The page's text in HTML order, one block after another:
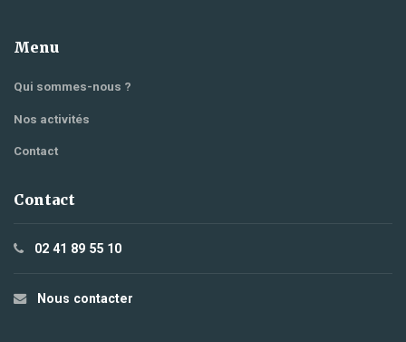
Menu
Qui sommes-nous ?
Nos activités
Contact
Contact
02 41 89 55 10
Nous contacter